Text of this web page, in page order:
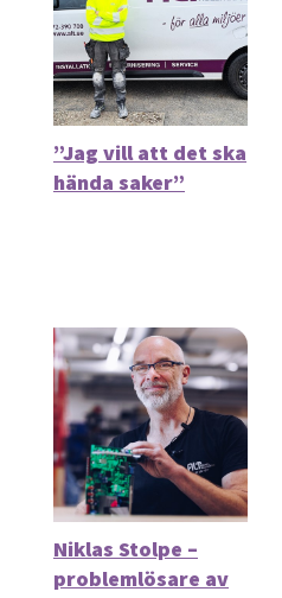
”Jag vill att det ska
hända saker”
Niklas Stolpe –
problemlösare av